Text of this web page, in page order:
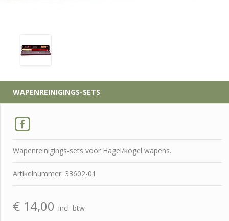
WAPENREINIGINGS-SETS
Wapenreinigings-sets voor Hagel/kogel wapens.
Artikelnummer: 33602-01
€ 14,00 Incl. btw